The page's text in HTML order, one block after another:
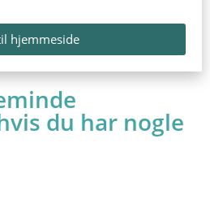
hjemmeside
du har nogle